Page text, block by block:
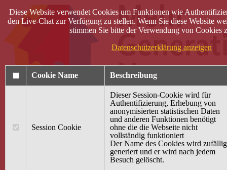
40 Jahre Mütterzentrum
Diese Website verwendet Cookies um Funktionen wie
den Live-Chat zur Verfügung zu stellen. Wenn Sie diese Website
stimmen Sie bitte der Verwendung von Cookies
Datenschutzerklärung anzeigen
Cookie Name Beschreibung
Session Cookie
Dieser Session-Cookie wird für
Authentifizierung, Erhebung von
anonymisierten statistischen Daten
und anderen Funktionen benötigt
ohne die die Webseite nicht
vollständig funktioniert
Der Name des Cookies wird zufällig
generiert und er wird nach jedem
Besuch gelöscht.